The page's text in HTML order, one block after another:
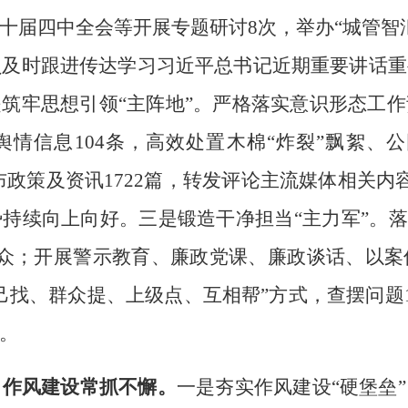
届四中全会等开展专题研讨8次，举办“城管智
时跟进传达学习习近平总书记近期重要讲话
牢思想引领“主阵地”。严格落实意识形态工
情信息 104条，高效处置木棉“炸裂”飘絮、
政策及资讯1722篇，转发评论主流媒体相关内
续向上向好。三是锻造干净担当 “主力军”。
；开展警示教育、廉政党课、廉政谈话、以
找、群众提、上级点、互相帮”方式，查摆问题
风建设常抓不懈。 一是夯实作风建设“硬堡垒”